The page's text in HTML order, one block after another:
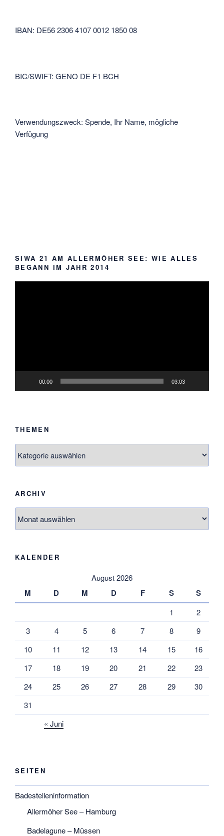
IBAN: DE56 2306 4107 0012 1850 08
BIC/SWIFT: GENO DE F1 BCH
Verwendungszweck: Spende, Ihr Name, mögliche
Verfügung
SIWA 21 AM ALLERMÖHER SEE: WIE ALLES
BEGANN IM JAHR 2014
00:00 03:03
THEMEN
ARCHIV
KALENDER
August 2026
M D M D F S S
1
2
3
4 5 6 7 8
9
10
11 12 13 14 15
16
17
18 19 20 21 22
23
24
25 26 27 28 29
30
31
« Juni
SEITEN
Badestelleninformation
Allermöher See – Hamburg
Badelagune – Müssen